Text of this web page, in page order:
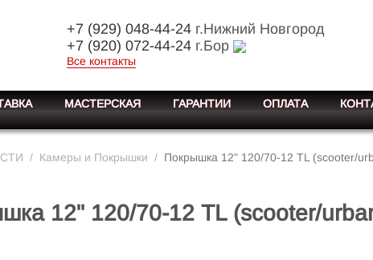
+7 (929) 048-44-24г.Нижний Новгород
+7 (920) 072-44-24г.Бор
Все контакты
МАСТЕРСКАЯ ГАРАНТИИ ОПЛАТА
/ Камеры и Покрышки / Покрышка 12" 120/70-12 TL (scooter/
12" 120/70-12 TL (scooter/